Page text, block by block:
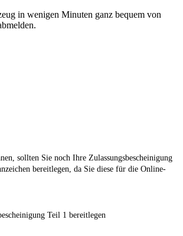
in wenigen Minuten ganz bequem von
sollten Sie noch Ihre Zulassungsbescheinigung
bereitlegen, da Sie diese für die Online-
Teil 1 bereitlegen